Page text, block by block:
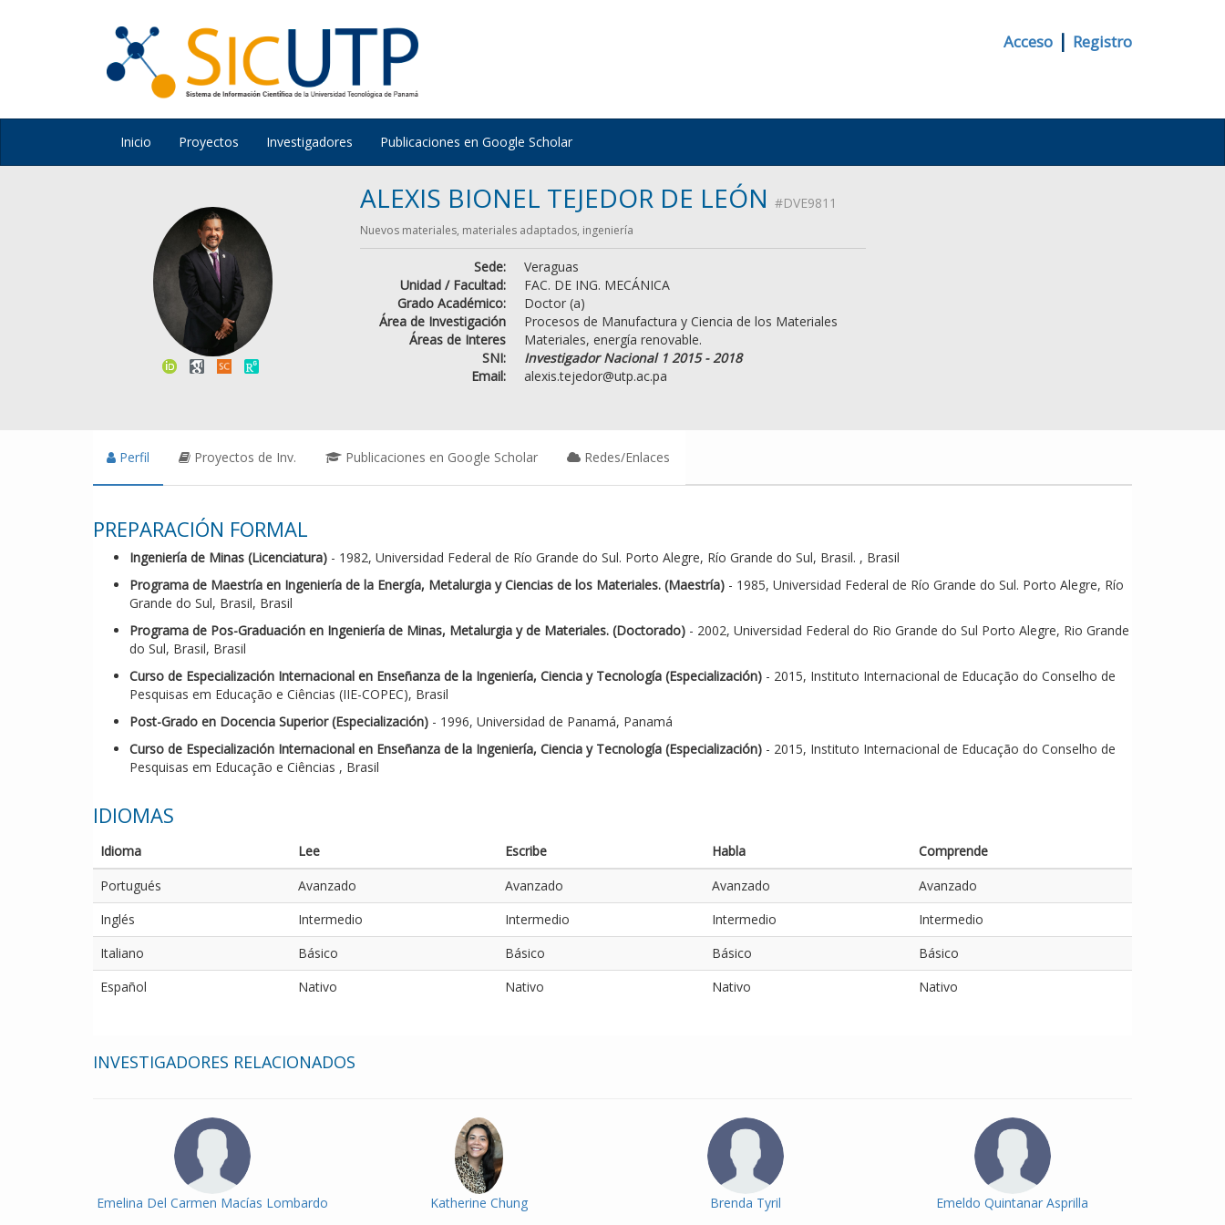
Acceso | Registro
Inicio Proyectos Investigadores Publicaciones en Google Scholar
ALEXIS BIONEL TEJEDOR DE LEÓN #DVE9811
Nuevos materiales, materiales adaptados, ingeniería
Sede:
Veraguas
Unidad / Facultad:
FAC. DE ING. MECÁNICA
Grado Académico:
Doctor (a)
Área de Investigación
Procesos de Manufactura y Ciencia de los Materiales
Áreas de Interes
Materiales, energía renovable.
SNI:
Investigador Nacional 1 2015 - 2018
Email:
alexis.tejedor@utp.ac.pa
Perfil Proyectos de Inv. Publicaciones en Google Scholar Redes/Enlaces
PREPARACIÓN FORMAL
Ingeniería de Minas (Licenciatura) - 1982, Universidad Federal de Río Grande do Sul. Porto Alegre, Río Grande do Sul, Brasil. , Brasil
Programa de Maestría en Ingeniería de la Energía, Metalurgia y Ciencias de los Materiales. (Maestría) - 1985, Universidad Federal de Río Grande do Sul. Porto Alegre, Río
Grande do Sul, Brasil, Brasil
Programa de Pos-Graduación en Ingeniería de Minas, Metalurgia y de Materiales. (Doctorado) - 2002, Universidad Federal do Rio Grande do Sul Porto Alegre, Rio Grande
do Sul, Brasil, Brasil
Curso de Especialización Internacional en Enseñanza de la Ingeniería, Ciencia y Tecnología (Especialización) - 2015, Instituto Internacional de Educação do Conselho de
Pesquisas em Educação e Ciências (IIE-COPEC), Brasil
Post-Grado en Docencia Superior (Especialización) - 1996, Universidad de Panamá, Panamá
Curso de Especialización Internacional en Enseñanza de la Ingeniería, Ciencia y Tecnología (Especialización) - 2015, Instituto Internacional de Educação do Conselho de
Pesquisas em Educação e Ciências , Brasil
IDIOMAS
Idioma Lee Escribe Habla
Comprende
Portugués
Avanzado Avanzado Avanzado
Avanzado
Inglés
Intermedio Intermedio Intermedio
Intermedio
Italiano
Básico Básico Básico
Básico
Español
Nativo Nativo Nativo Nativo
INVESTIGADORES RELACIONADOS
Emelina Del Carmen Macías Lombardo Katherine Chung Brenda Tyril Emeldo Quintanar Asprilla